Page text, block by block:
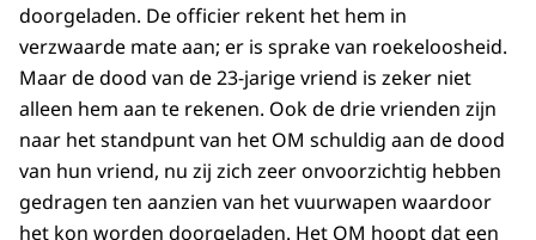
doorgeladen. De officier rekent het hem in
verzwaarde mate aan; er is sprake van roekeloosheid.
Maar de dood van de 23-jarige vriend is zeker niet
alleen hem aan te rekenen. Ook de drie vrienden zijn
naar het standpunt van het OM schuldig aan de dood
van hun vriend, nu zij zich zeer onvoorzichtig hebben
gedragen ten aanzien van het vuurwapen waardoor
het kon worden doorgeladen. Het OM hoopt dat een